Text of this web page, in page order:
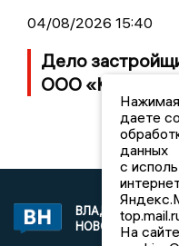
04/08/2026 15:40
Дело
ООО «Капитал
ВЛАДИМИРСКИЕ
НОВОСТИ
даете
данных
с
На